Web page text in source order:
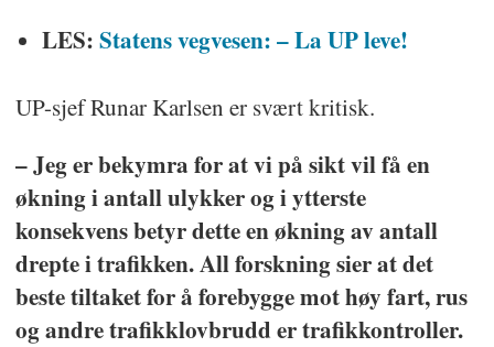
LES:Statens vegvesen: – La UP leve!
UP-sjef Runar Karlsen er svært kritisk.
– Jeg er bekymra for at vi på sikt vil få en
økning i antall ulykker og i ytterste
konsekvens betyr dette en økning av antall
drepte i trafikken. All forskning sier at det
beste tiltaket for å forebygge mot høy fart, rus
og andre trafikklovbrudd er trafikkontroller.